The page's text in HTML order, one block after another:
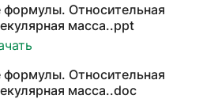
Относительная
масса..ppt
Относительная
масса..doc